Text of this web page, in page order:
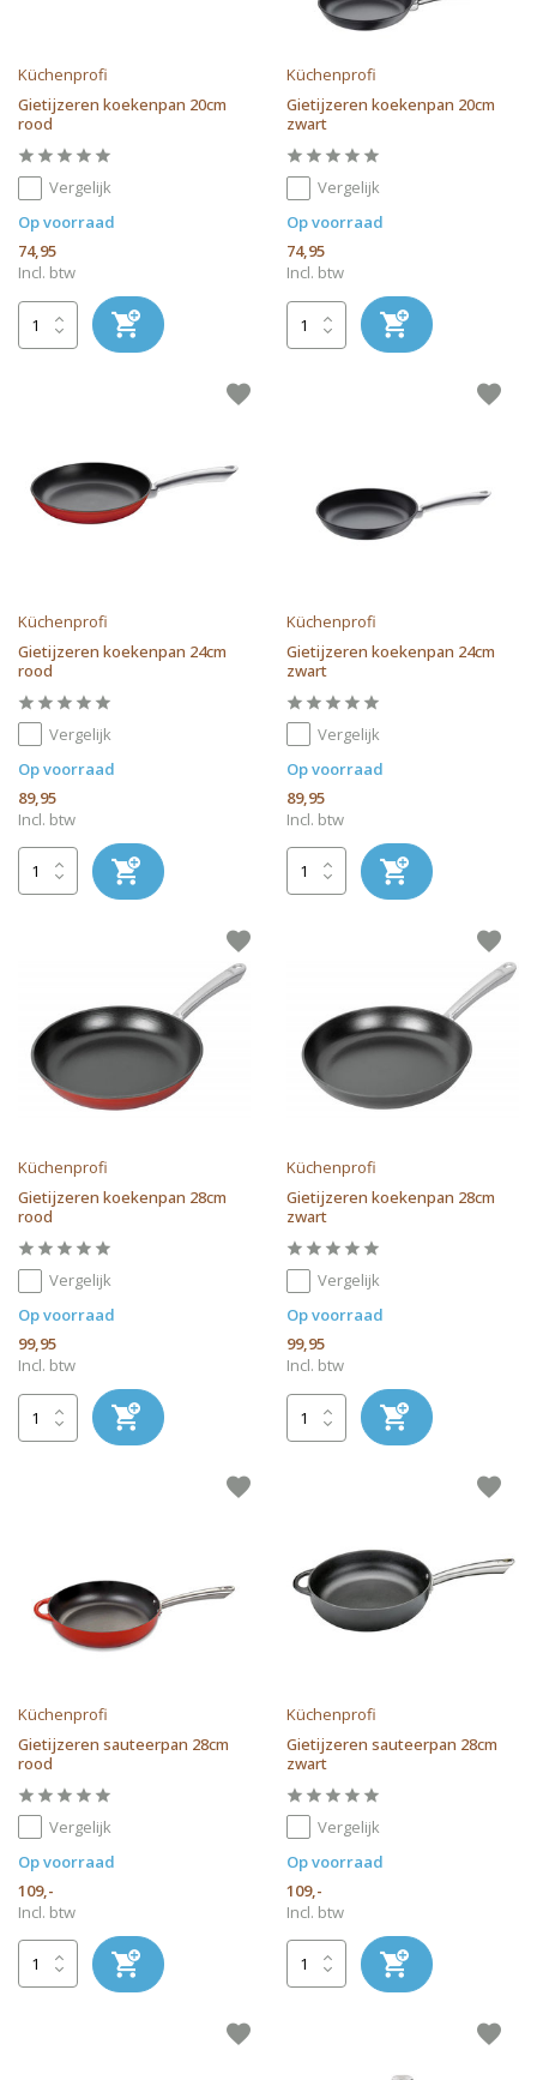
Küchenprofi
Gietijzeren koekenpan 20cm
rood
Vergelijk
Op voorraad
74,95
Incl. btw
Küchenprofi
Gietijzeren koekenpan 20cm
zwart
Vergelijk
Op voorraad
74,95
Incl. btw
Küchenprofi
Gietijzeren koekenpan 24cm
rood
Vergelijk
Op voorraad
89,95
Incl. btw
Küchenprofi
Gietijzeren koekenpan 24cm
zwart
Vergelijk
Op voorraad
89,95
Incl. btw
Küchenprofi
Gietijzeren koekenpan 28cm
rood
Vergelijk
Op voorraad
99,95
Incl. btw
Küchenprofi
Gietijzeren koekenpan 28cm
zwart
Vergelijk
Op voorraad
99,95
Incl. btw
Küchenprofi
Gietijzeren sauteerpan 28cm
rood
Vergelijk
Op voorraad
109,-
Incl. btw
Küchenprofi
Gietijzeren sauteerpan 28cm
zwart
Vergelijk
Op voorraad
109,-
Incl. btw